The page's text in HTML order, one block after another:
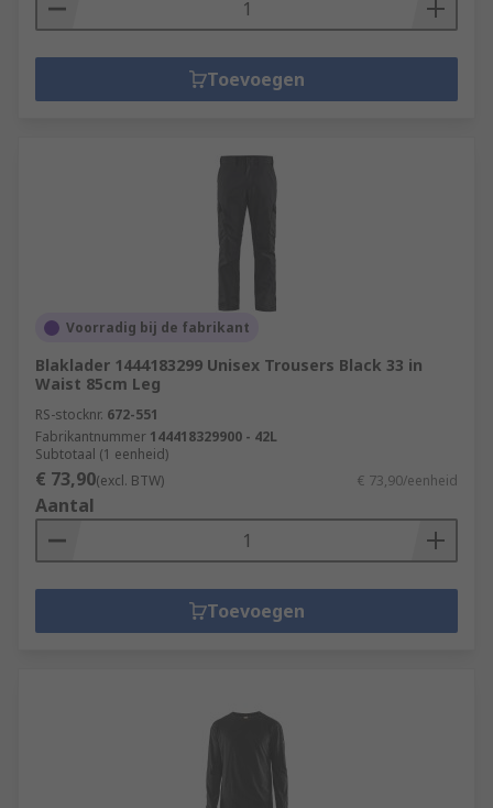
Toevoegen
Voorradig bij de fabrikant
Blaklader 1444183299 Unisex Trousers Black 33 in
Waist 85cm Leg
RS-stocknr. 672-551
Fabrikantnummer 144418329900 - 42L
Subtotaal (1 eenheid)
€ 73,90(excl. BTW) € 73,90/eenheid
Aantal
Toevoegen